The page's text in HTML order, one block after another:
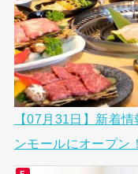
【07月31日】新着
ンモールにオープン